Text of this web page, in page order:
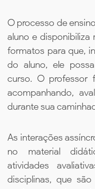
O processo de
aluno e disponibiliza
formatos para que,
do aluno, ele
curso. O professor
acompanhando,
durante sua
As interações
no material
atividades
disciplinas, que são